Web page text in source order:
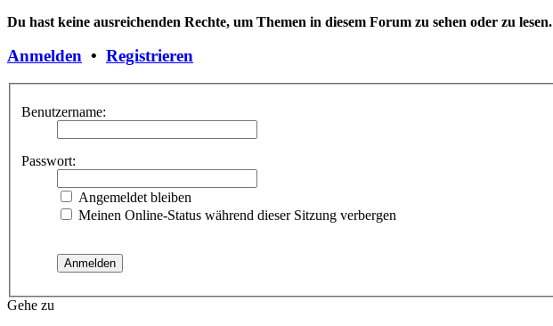
Du hast keine ausreichenden Rechte, um Themen in diesem Forum zu sehen oder zu lesen.
Anmelden • Registrieren
Benutzername:
Passwort:
Angemeldet bleiben
Meinen Online-Status während dieser Sitzung verbergen
Gehe zu